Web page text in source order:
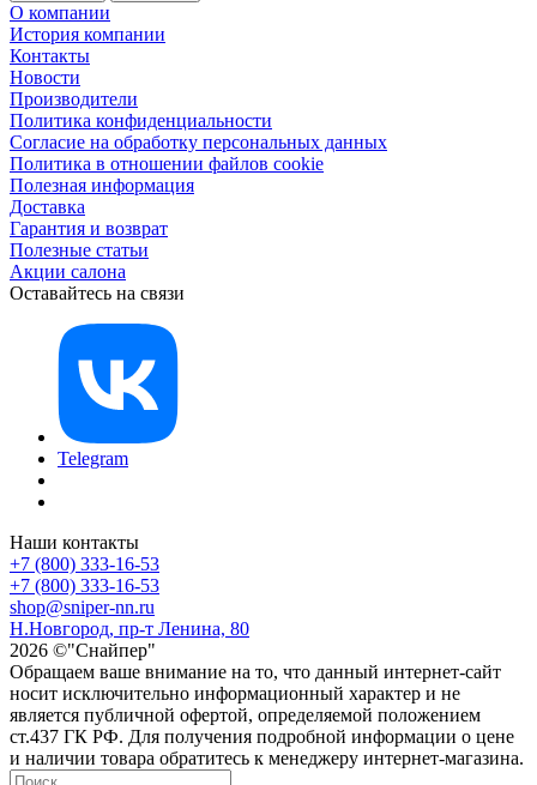
О компании
История компании
Контакты
Новости
Производители
Политика конфиденциальности
Согласие на обработку персональных данных
Политика в отношении файлов cookie
Полезная информация
Доставка
Гарантия и возврат
Полезные статьи
Акции салона
Оставайтесь на связи
Telegram
Наши контакты
+7 (800) 333-16-53
+7 (800) 333-16-53
shop@sniper-nn.ru
Н.Новгород, пр-т Ленина, 80
2026 ©"Снайпер"
Обращаем ваше внимание на то, что данный интернет-сайт
носит исключительно информационный характер и не
является публичной офертой, определяемой положением
ст.437 ГК РФ. Для получения подробной информации о цене
и наличии товара обратитесь к менеджеру интернет-магазина.